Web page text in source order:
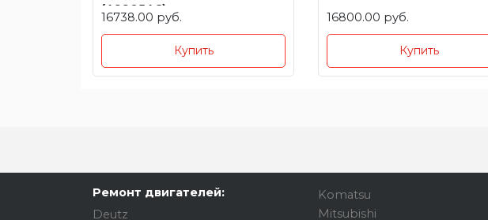
(4990546)
16738.00 руб.
Купить
16800.00 руб.
Купить
Ремонт двигателей:
Deutz
Komatsu
Mitsubishi